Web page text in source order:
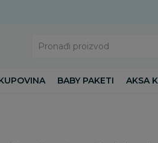
Pronađi proizvod
BABY PAKETI AKSA